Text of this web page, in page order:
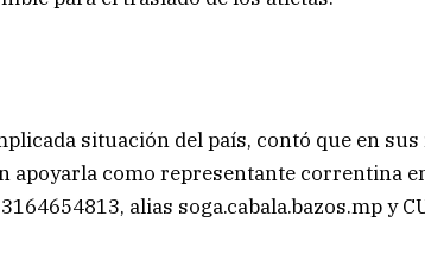
situación del país, contó que en
apoyarla como representante correntina
alias soga.cabala.bazos.mp y